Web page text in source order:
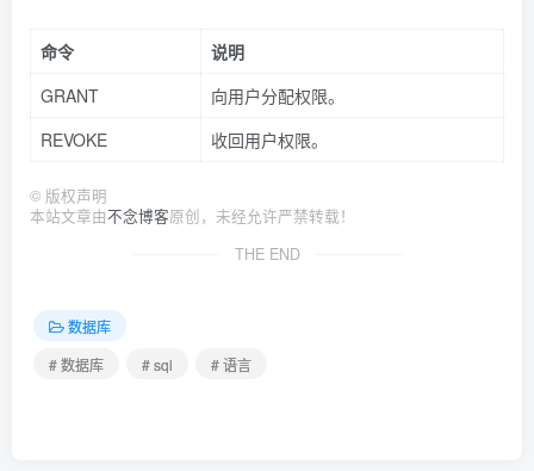
命令
说明
GRANT
向用户分配权限。
REVOKE
收回用户权限。
© 版权声明
本站文章由不念博客原创，未经允许严禁转载！
THE END
数据库
# 数据库
# sql # 语言